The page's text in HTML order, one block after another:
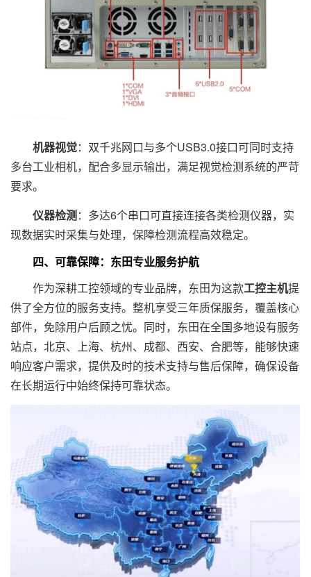
机器视觉：双千兆网口与多个USB3.0接口可同时支持
多台工业相机，配合多显示输出，满足视觉检测系统的严苛
要求。
仪器检测：多达6个串口可直接连接各类检测仪器，实
现数据实时采集与处理，保障检测流程高效稳定。
四、可靠保障：东田专业服务护航
作为深耕工控领域的专业品牌，东田为这款工控主机提
供了全方位的服务支持。整机享受三年质保服务，覆盖核心
部件，免除用户后顾之忧。同时，东田在全国多地设有服务
站点，北京、上海、杭州、成都、西安、合肥等，能够快速
响应客户需求，提供及时的技术支持与售后保障，确保设备
在长期运行中始终保持可靠状态。